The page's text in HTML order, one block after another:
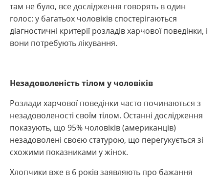
там не було, все дослідження говорять в один
голос: у багатьох чоловіків спостерігаються
діагностичні критерії розладів харчової поведінки, і
вони потребують лікування.
Незадоволеність тілом у чоловіків
Розлади харчової поведінки часто починаються з
незадоволеності своїм тілом. Останні дослідження
показують, що 95% чоловіків (американців)
незадоволені своєю статурою, що перегукується зі
схожими показниками у жінок.
Хлопчики вже в 6 років заявляють про бажання